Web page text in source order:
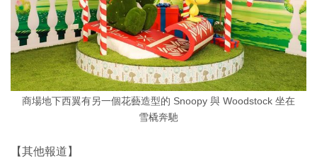
商場地下西翼有另一個花藝造型的 Snoopy 與 Woodstock 坐在
雪橇奔馳
【其他報道】